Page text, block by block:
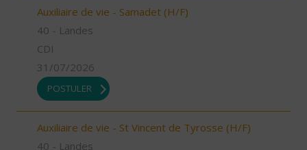
Auxiliaire de vie - Samadet (H/F)
40 - Landes
CDI
31/07/2026
POSTULER
Auxiliaire de vie - St Vincent de Tyrosse (H/F)
40 - Landes